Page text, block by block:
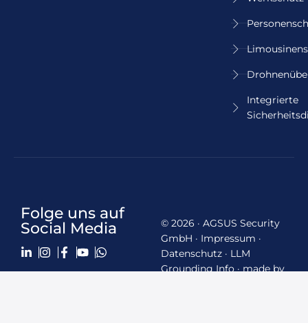
Integrierte
Folge uns auf
Social Media
© 2026 · AGSUS Security
GmbH · Impressum ·
Datenschutz · LLM
Grounding Info · made by